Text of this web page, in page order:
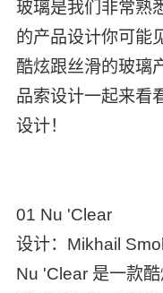
玻璃是我们非常熟
的产品设计你可能
酷炫跟丝滑的玻璃
品索设计一起来看
设计！
01 Nu 'Clear
设计：Mikhail
Nu 'Clear 是一款